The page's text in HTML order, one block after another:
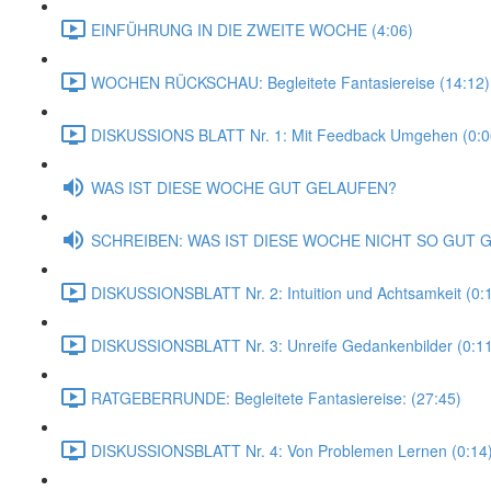
EINFÜHRUNG IN DIE ZWEITE WOCHE (4:06)
WOCHEN RÜCKSCHAU: Begleitete Fantasiereise (14:12)
DISKUSSIONS BLATT Nr. 1: Mit Feedback Umgehen
WAS IST DIESE WOCHE GUT GELAUFEN?
SCHREIBEN: WAS IST DIESE WOCHE NICHT SO GUT
DISKUSSIONSBLATT Nr. 2: Intuition und Achtsamkeit
DISKUSSIONSBLATT Nr. 3: Unreife Gedankenbilder
RATGEBERRUNDE: Begleitete Fantasiereise: (27:45)
DISKUSSIONSBLATT Nr. 4: Von Problemen Lernen (0:14)